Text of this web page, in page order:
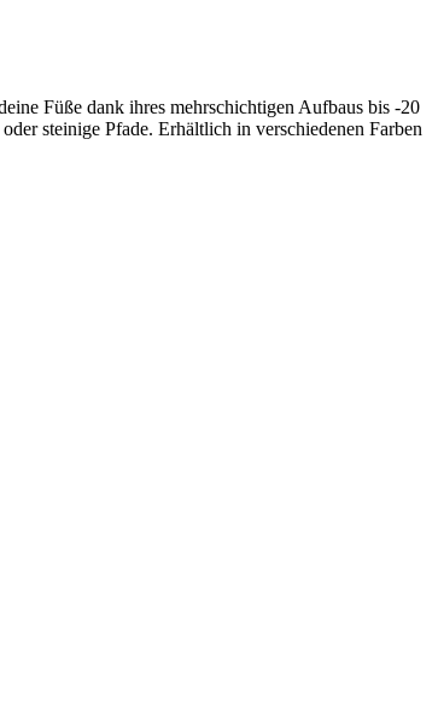
Füße dank ihres mehrschichtigen Aufbaus bis -20
steinige Pfade. Erhältlich in verschiedenen Farben